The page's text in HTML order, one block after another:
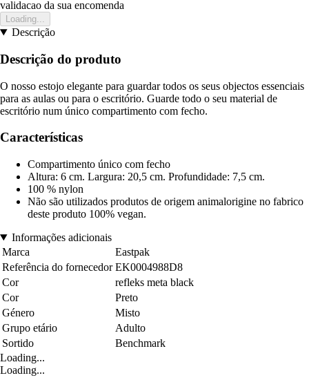
validacao da sua encomenda
Loading...
Descrição
Descrição do produto
O nosso estojo elegante para guardar todos os seus objectos essenciais
para as aulas ou para o escritório. Guarde todo o seu material de
escritório num único compartimento com fecho.
Características
Compartimento único com fecho
Altura: 6 cm. Largura: 20,5 cm. Profundidade: 7,5 cm.
100 % nylon
Não são utilizados produtos de origem animalorigine no fabrico
deste produto 100% vegan.
Informações adicionais
Marca
Eastpak
Referência do fornecedor EK0004988D8
Cor
refleks meta black
Cor
Preto
Género
Misto
Grupo etário
Adulto
Sortido
Benchmark
Loading...
Loading...